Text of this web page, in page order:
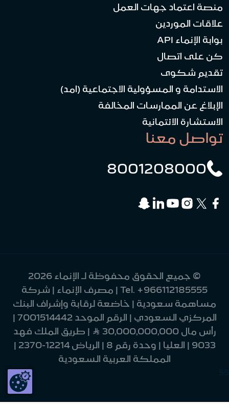
منصة اعتماد جهات العمل
علاقات الموردين
بوابة الإنماء API
كن على اتصال
تقديم شكوى
الاستدامة و المسؤولية الاجتماعية (امد)
الإبلاغ عن الممارسات المخالفة
الاستشارة الائتمانية
تواصل معنا
8001208000
© جميع الحقوق محفوظة لـ الإنماء 2026
Tel. +966112185555
| مصرف الإنماء | شركة
مساهمة سعودية | خاضعة لرقابة وإشراف البنك
المركزي السعودي | الرقم الموحد 7001514442 |
رأس مال 30,000,000,000 Ʀ | طريق الملك فهد
9033 | العليا | وحدة رقم 8 | الرياض 12214-2370 |
المملكة العربية السعودية